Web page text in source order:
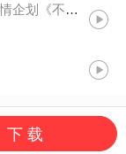
不合时宜》
下 载